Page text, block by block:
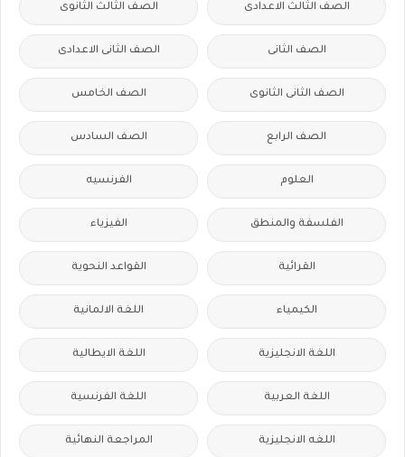
الصف الثالث الاعدادى الصف الثالث الثانوى
الصف الثانى الصف الثانى الاعدادى
الصف الثانى الثانوى الصف الخامس
الصف الرابع الصف السادس
العلوم الفرنسيه
الفلسفة والمنطق الفيزياء
القرائية القواعد النحوية
الكيمياء اللغة الالمانية
اللغة الانجليزية اللغة الايطالية
اللغة العربية اللغة الفرنسية
اللغه الانجليزية المراجعة النهائية